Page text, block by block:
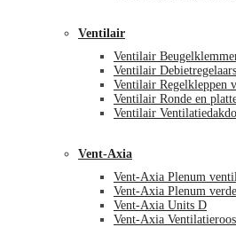
Ventilair
Ventilair
Ventilair Debietregelaars
Ventilair Regelkleppen
Ventilair Ronde en
Ventilair
Vent-Axia
Vent-Axia Plenum
Vent-Axia Plenum
Vent-Axia Units D
Vent-Axia